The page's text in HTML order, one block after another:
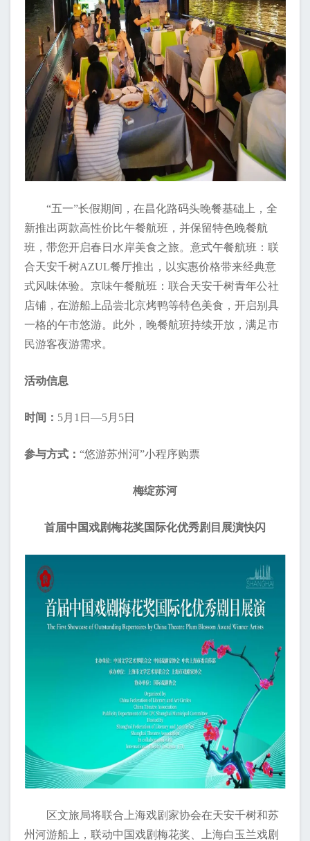
“五一”长假期间，在昌化路码头晚餐基础上，全
新推出两款高性价比午餐航班，并保留特色晚餐航
班，带您开启春日水岸美食之旅。意式午餐航班：联
合天安千树AZUL餐厅推出，以实惠价格带来经典意
式风味体验。京味午餐航班：联合天安千树青年公社
店铺，在游船上品尝北京烤鸭等特色美食，开启别具
一格的午市悠游。此外，晚餐航班持续开放，满足市
民游客夜游需求。
活动信息
时间： 5月1日—5月5日
参与方式： “悠游苏州河”小程序购票
梅绽苏河
首届中国戏剧梅花奖国际化优秀剧目展演快闪
区文旅局将联合上海戏剧家协会在天安千树和苏
州河游船上，联动中国戏剧梅花奖、上海白玉兰戏剧